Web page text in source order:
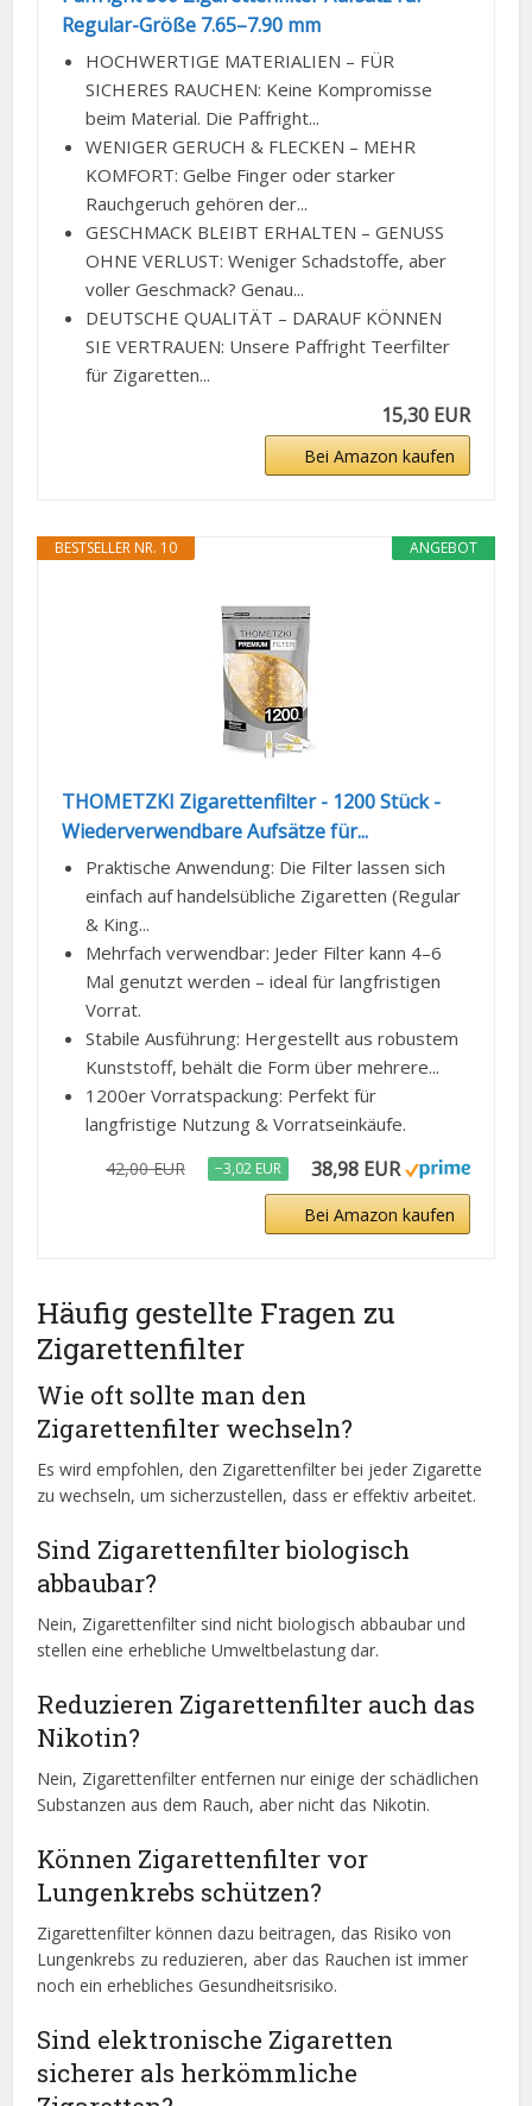
Regular-Größe 7.65–7.90 mm
HOCHWERTIGE MATERIALIEN – FÜR
SICHERES RAUCHEN: Keine Kompromisse
beim Material. Die Paffright...
WENIGER GERUCH & FLECKEN – MEHR
KOMFORT: Gelbe Finger oder starker
Rauchgeruch gehören der...
GESCHMACK BLEIBT ERHALTEN – GENUSS
OHNE VERLUST: Weniger Schadstoffe, aber
voller Geschmack? Genau...
DEUTSCHE QUALITÄT – DARAUF KÖNNEN
SIE VERTRAUEN: Unsere Paffright Teerfilter
für Zigaretten...
15,30 EUR
Bei Amazon kaufen
ANGEBOT
BESTSELLER NR. 10
THOMETZKI Zigarettenfilter - 1200 Stück -
Wiederverwendbare Aufsätze für...
Praktische Anwendung: Die Filter lassen sich
einfach auf handelsübliche Zigaretten (Regular
& King...
Mehrfach verwendbar: Jeder Filter kann 4–6
Mal genutzt werden – ideal für langfristigen
Vorrat.
Stabile Ausführung: Hergestellt aus robustem
Kunststoff, behält die Form über mehrere...
1200er Vorratspackung: Perfekt für
langfristige Nutzung & Vorratseinkäufe.
42,00 EUR −3,02 EUR 38,98 EUR
Bei Amazon kaufen
Häufig gestellte Fragen zu
Zigarettenfilter
Wie oft sollte man den
Zigarettenfilter wechseln?
Es wird empfohlen, den Zigarettenfilter bei jeder Zigarette
zu wechseln, um sicherzustellen, dass er effektiv arbeitet.
Sind Zigarettenfilter biologisch
abbaubar?
Nein, Zigarettenfilter sind nicht biologisch abbaubar und
stellen eine erhebliche Umweltbelastung dar.
Reduzieren Zigarettenfilter auch das
Nikotin?
Nein, Zigarettenfilter entfernen nur einige der schädlichen
Substanzen aus dem Rauch, aber nicht das Nikotin.
Können Zigarettenfilter vor
Lungenkrebs schützen?
Zigarettenfilter können dazu beitragen, das Risiko von
Lungenkrebs zu reduzieren, aber das Rauchen ist immer
noch ein erhebliches Gesundheitsrisiko.
Sind elektronische Zigaretten
sicherer als herkömmliche